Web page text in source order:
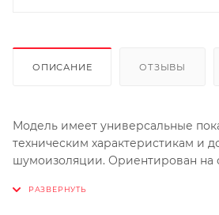
ОПИСАНИЕ ОТЗЫВЫ
Модель имеет универсальные
техническим характеристикам и
шумоизоляции. Ориентирован на
Сочетание экономного двигателя